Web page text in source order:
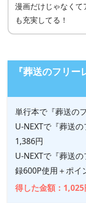
漫画だけじゃなくて
も充実してる！
『葬送のフリ
単行本で『葬送の
U-NEXTで『葬送
1,386円
U-NEXTで『葬送
録600P使用＋ポイ
得した金額：1,025